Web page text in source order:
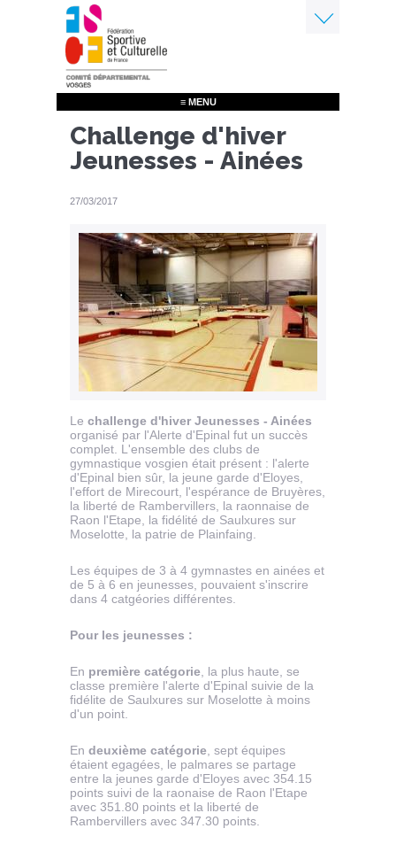
Aller
au
contenu
principal
≡ MENU
Challenge d'hiver
Jeunesses - Ainées
27/03/2017
Le challenge d'hiver Jeunesses - Ainées
organisé par l'Alerte d'Epinal fut un succès
complet. L'ensemble des clubs de
gymnastique vosgien était présent : l'alerte
d'Epinal bien sûr, la jeune garde d'Eloyes,
l'effort de Mirecourt, l'espérance de Bruyères,
la liberté de Rambervillers, la raonnaise de
Raon l'Etape, la fidélité de Saulxures sur
Moselotte, la patrie de Plainfaing.
Les équipes de 3 à 4 gymnastes en ainées et
de 5 à 6 en jeunesses, pouvaient s'inscrire
dans 4 catgéories différentes.
Pour les jeunesses :
En première catégorie, la plus haute, se
classe première l'alerte d'Epinal suivie de la
fidélite de Saulxures sur Moselotte à moins
d'un point.
En deuxième catégorie, sept équipes
étaient egagées, le palmares se partage
entre la jeunes garde d'Eloyes avec 354.15
points suivi de la raonaise de Raon l'Etape
avec 351.80 points et la liberté de
Rambervillers avec 347.30 points.